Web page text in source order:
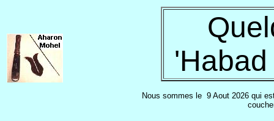
Nous sommes le 9 Aout 2026 qui